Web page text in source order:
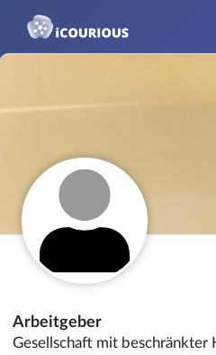
Arbeitgeber
Gesellschaft mit beschränkter